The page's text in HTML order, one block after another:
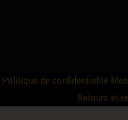
Politique de confidentialité
Retours et